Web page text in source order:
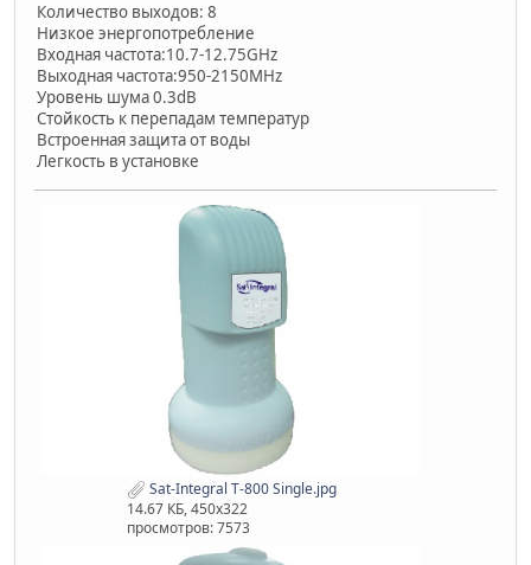
Количество выходов: 8
Низкое энергопотребление
Входная частота:10.7-12.75GHz
Выходная частота:950-2150MHz
Уровень шума 0.3dB
Стойкость к перепадам температур
Встроенная защита от воды
Легкость в установке
Sat-Integral T-800 Single.jpg
14.67 КБ, 450x322
просмотров: 7573